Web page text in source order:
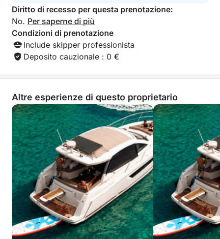
Diritto di recesso per questa prenotazione:
No. Per saperne di più
Condizioni di prenotazione
Include skipper professionista
Deposito cauzionale : 0 €
Altre esperienze di questo proprietario